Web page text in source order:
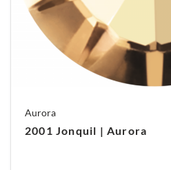
Aurora
2001 Jonquil | Aurora